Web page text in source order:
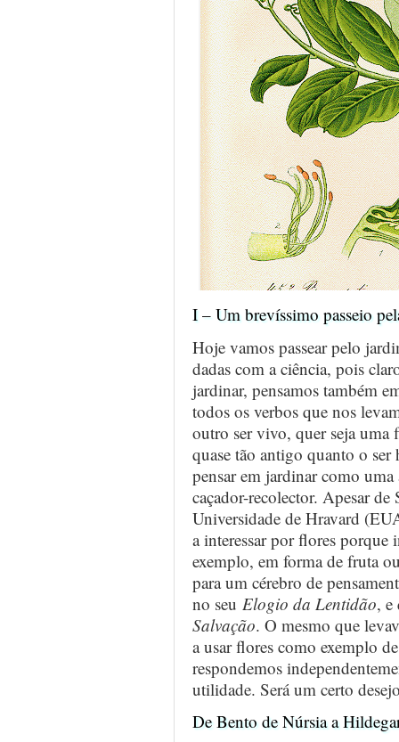
I – Um brevíssimo passeio
Hoje vamos passear pelo
dadas com a ciência, pois
jardinar, pensamos também
todos os verbos que nos
outro ser vivo, quer seja uma
quase tão antigo quanto o ser
pensar em jardinar como
caçador-recolector. Apesar
Universidade de Hravard
a interessar por flores
exemplo, em forma de fruta
para um cérebro de
no seu Elogio da Lentidão, e
Salvação. O mesmo que
a usar flores como exemplo
respondemos
utilidade. Será um certo
De Bento de Núrsia a